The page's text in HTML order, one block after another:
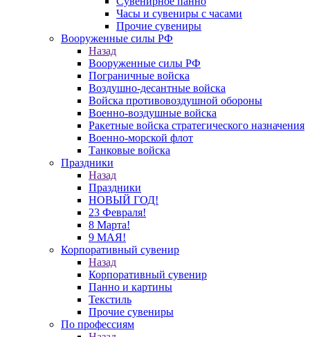
Часы и сувениры с часами
Прочие сувениры
Вооруженные силы РФ
Назад
Вооруженные силы РФ
Пограничные войска
Воздушно-десантные войска
Войска противовоздушной обороны
Военно-воздушные войска
Ракетные войска стратегического назначения
Военно-морской флот
Танковые войска
Праздники
Назад
Праздники
НОВЫЙ ГОД!
23 Февраля!
8 Марта!
9 МАЯ!
Корпоративный сувенир
Назад
Корпоративный сувенир
Панно и картины
Текстиль
Прочие сувениры
По профессиям